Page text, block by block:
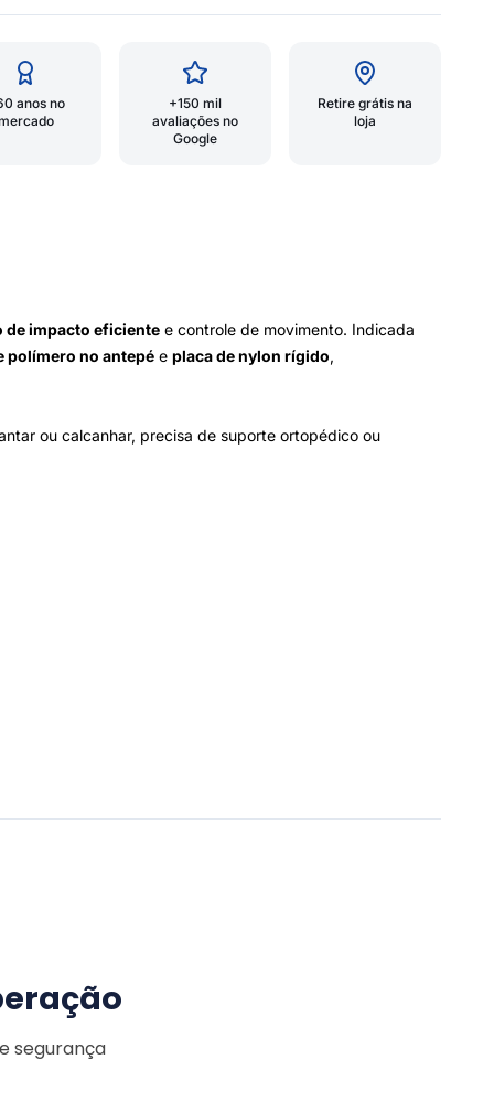
anos no
+150 mil
avaliações no
Google
Retire grátis na
loja
de impacto eficiente e controle de movimento. Indicada
polímero no antepé e placa de nylon rígido,
ou calcanhar, precisa de suporte ortopédico ou
segurança